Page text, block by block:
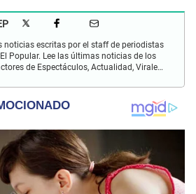
noticias escritas por el staff de periodistas
Popular. Lee las últimas noticias de los
de Espectáculos, Actualidad, Virales,